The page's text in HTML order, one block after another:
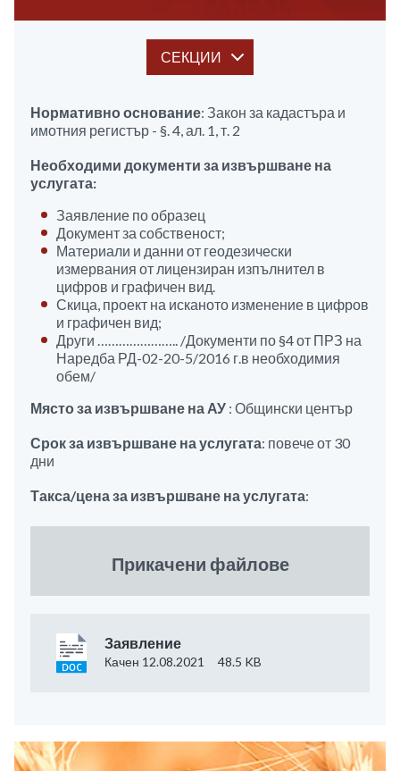
СЕКЦИИ
Нормативно основание: Закон за кадастъра и
имотния регистър - §. 4, ал. 1, т. 2
Необходими документи за извършване на
услугата:
Заявление по образец
Документ за собственост;
Материали и данни от геодезически
измервания от лицензиран изпълнител в
цифров и графичен вид.
Скица, проект на исканото изменение в цифров
и графичен вид;
Други ………………….. /Документи по §4 от ПРЗ на
Наредба РД-02-20-5/2016 г.в необходимия
обем/
Място за извършване на АУ : Общински център
Срок за извършване на услугата: повече от 30
дни
Такса/цена за извършване на услугата:
Прикачени файлове
Заявление
Качен 12.08.2021 48.5 KB